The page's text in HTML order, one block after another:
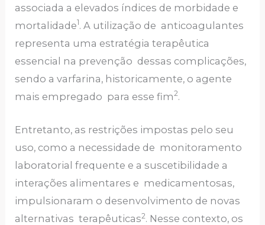
associada a elevados índices de morbidade e
mortalidade1. A utilização de anticoagulantes
representa uma estratégia terapêutica
essencial na prevenção dessas complicações,
sendo a varfarina, historicamente, o agente
mais empregado para esse fim2.
Entretanto, as restrições impostas pelo seu
uso, como a necessidade de monitoramento
laboratorial frequente e a suscetibilidade a
interações alimentares e medicamentosas,
impulsionaram o desenvolvimento de novas
alternativas terapêuticas2. Nesse contexto, os